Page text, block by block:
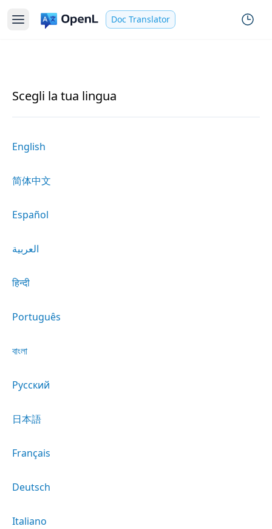
Doc Translator
Scegli la tua lingua
English
简体中文
Español
العربية
हिन्दी
Português
বাংলা
Русский
日本語
Français
Deutsch
Italiano